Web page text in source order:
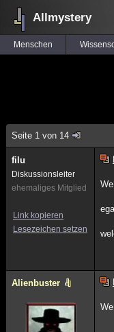
Allmystery
Menschen
Seite 1 von 14
filu
Diskussionsleiter
ehemaliges Mitglied
Link kopieren
Lesezeichen setzen
Alienbuster